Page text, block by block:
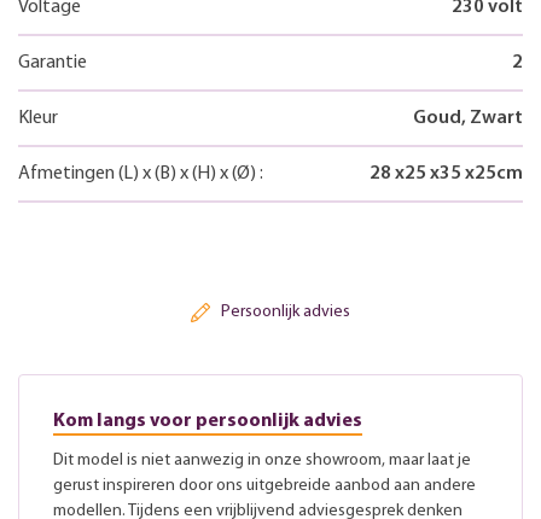
Voltage 230 volt
Garantie 2
Kleur Goud, Zwart
Afmetingen (L) x(B) x(H) x(Ø) : 28 x25 x35 x25cm
Persoonlijk advies
Kom langs voor persoonlijk advies
Dit model is niet aanwezig in onze showroom, maar laat je
gerust inspireren door ons uitgebreide aanbod aan andere
modellen. Tijdens een vrijblijvend adviesgesprek denken